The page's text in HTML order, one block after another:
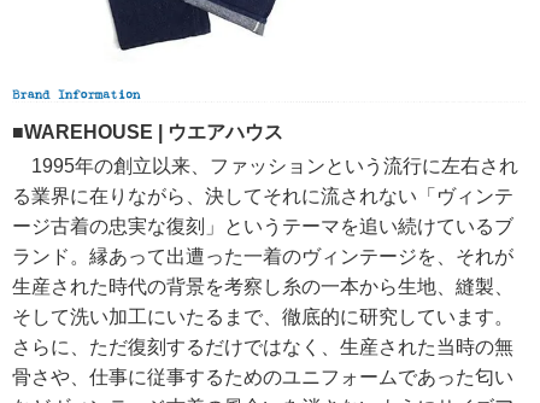
■WAREHOUSE | ウエアハウス
1995年の創立以来、ファッションという流行に左右され
る業界に在りながら、決してそれに流されない「ヴィンテ
ージ古着の忠実な復刻」というテーマを追い続けているブ
ランド。縁あって出遭った一着のヴィンテージを、それが
生産された時代の背景を考察し糸の一本から生地、縫製、
そして洗い加工にいたるまで、徹底的に研究しています。
さらに、ただ復刻するだけではなく、生産された当時の無
骨さや、仕事に従事するためのユニフォームであった匂い